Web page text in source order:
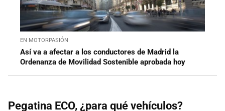
EN MOTORPASIÓN
Así va a afectar a los conductores de Madrid la
Ordenanza de Movilidad Sostenible aprobada hoy
Pegatina ECO, ¿para qué vehículos?